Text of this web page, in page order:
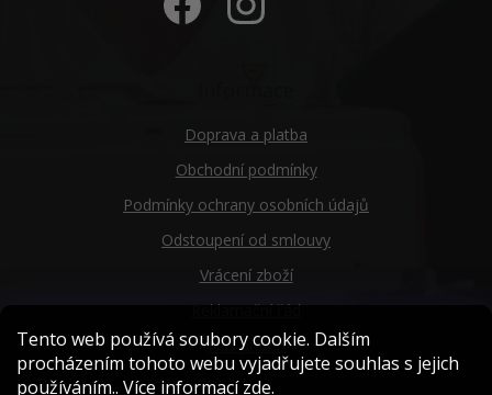
Tento web používá soubory cookie. Dalším
procházením tohoto webu vyjadřujete souhlas s jejich
používáním.. Více informacízde.
Doprava a platba
Obchodní podmínky
Podmínky ochrany osobních údajů
Odstoupení od smlouvy
Vrácení zboží
Reklamační řád
Náš příběh